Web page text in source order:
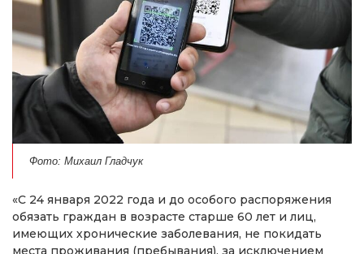
Фото: Михаил Гладчук
«С 24 января 2022 года и до особого распоряжения
обязать граждан в возрасте старше 60 лет и лиц,
имеющих хронические заболевания, не покидать
места проживания (пребывания), за исключением